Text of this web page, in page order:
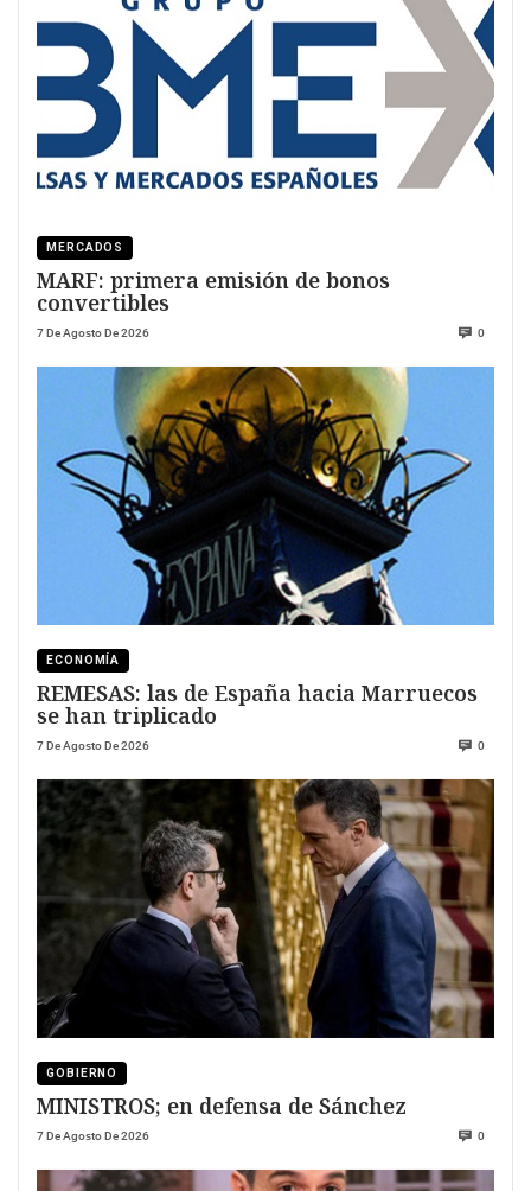
MERCADOS
MARF: primera emisión de bonos
convertibles
7 De Agosto De 2026 0
ECONOMÍA
REMESAS: las de España hacia Marruecos
se han triplicado
7 De Agosto De 2026 0
GOBIERNO
MINISTROS; en defensa de Sánchez
7 De Agosto De 2026 0